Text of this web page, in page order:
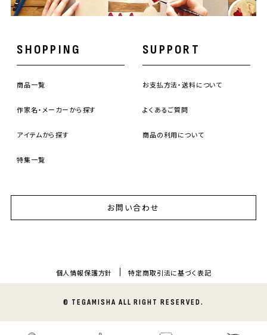
SHOPPING
商品一覧
作家名・メーカーから探す
アイテムから探す
特集一覧
SUPPORT
お支払方法・送料について
よくあるご質問
商品の利用について
お問い合わせ
個人情報保護方針 特定商取引法に基づく表記
© TEGAMISHA ALL RIGHT RESERVED.